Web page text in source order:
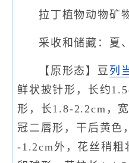
拉丁植物动物矿
采收和储藏：夏
【原形态】豆 列
鲜状披针形，长约
形，长1.8-2.2cm，
冠二唇形，干后黄色
-1.2cm外，花丝稍粗